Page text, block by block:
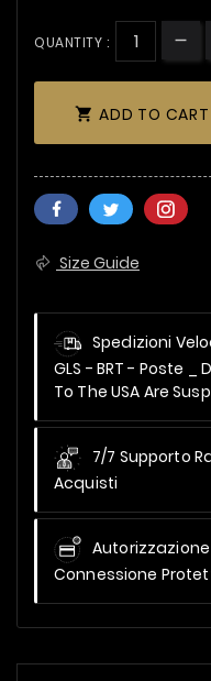
QUANTITY :
 ADD TO CART
Size Guide
Spedizioni
GLS - BRT - Poste _
To The USA Are
7/7 Supporto
Acquisti
Connessione